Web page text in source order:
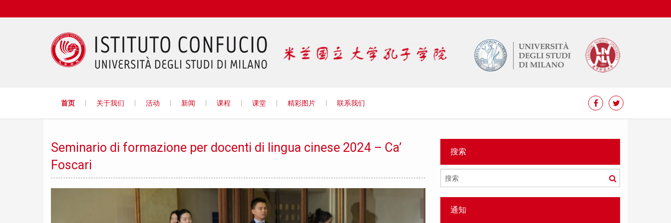
首页 关于我们 活动 新闻 课程 课堂 精彩图片 联系我们
Seminario di formazione per docenti di lingua cinese 2024 – Ca’
Foscari
搜索
搜
索
通知